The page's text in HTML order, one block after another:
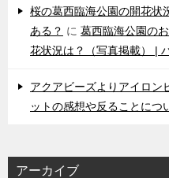
桜の葛西臨海公園の開花状
ある？ に 葛西臨海公園の
花状況は？（写真掲載） |
アクアビーズよりアイロン
ットの感想や反ることにつ
アーカイブ